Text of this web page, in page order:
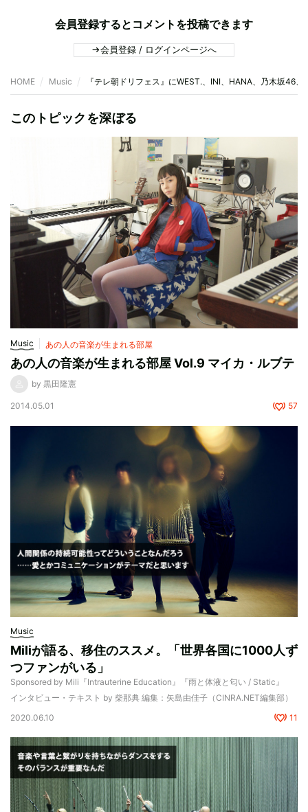
会員登録するとコメントを投稿できます
会員登録 / ログインページへ
HOME Music 『テレ朝ドリフェス』にWEST.、INI、HANA、乃木坂46
このトピックを深ぼる
Music あの人の音楽が生まれる部屋
あの人の音楽が生まれる部屋 Vol.9 マイカ・ルブテ
by 黒田隆憲
2014.05.01 57
Music
Miliが語る、移住のススメ。「世界各国に1000人ず
つファンがいる」
Sponsored by Mili『Intrauterine Education』『雨と体液と匂い / Static』
インタビュー・テキスト by 柴那典 編集：矢島由佳子（CINRA.NET編集部）
2020.06.10
11